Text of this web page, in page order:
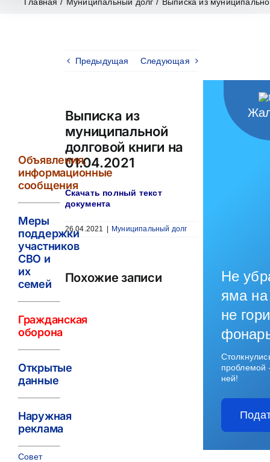
Предыдущая Следующая
Выписка из
муниципальной
долговой книги на
01.04.2021
Скачать полный текст
документа
26.04.2021 Муниципальный долг
Похожие записи
Объявления,
информационные
сообщения
Меры
поддержки
участников
СВО и
их
семей
Гражданская
оборона
Открытые
данные
Наружная
реклама
Совет
Не
яма на
не
ней!